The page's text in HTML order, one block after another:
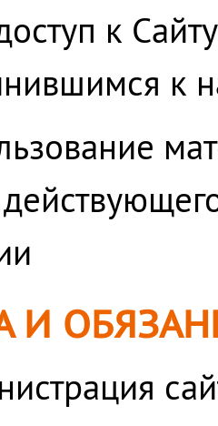
к
к
И